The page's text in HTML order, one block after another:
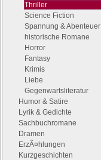
Thriller
Science Fiction
Spannung & Abenteuer
historische Romane
Horror
Fantasy
Krimis
Liebe
Gegenwartsliteratur
Humor & Satire
Lyrik & Gedichte
Sachbuchromane
Dramen
ErzÃ¤hlungen
Kurzgeschichten